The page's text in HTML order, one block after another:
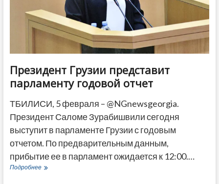
Президент Грузии представит
парламенту годовой отчет
ТБИЛИСИ, 5 февраля – @NGnewsgeorgia.
Президент Саломе Зурабишвили сегодня
выступит в парламенте Грузии с годовым
отчетом. По предварительным данным,
прибытие ее в парламент ожидается к 12:00.…
ПодробнееПрезидент